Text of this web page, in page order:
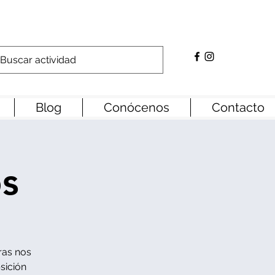
Blog Conócenos Contacto
nos